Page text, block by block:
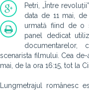
Petri, „Între
data de 11 mai,
urmată fiind de o
panel dedicat
documentarelor,
scenarista filmului. Cea
mai, de la ora 16:15, tot la
Lungmetrajul românesc